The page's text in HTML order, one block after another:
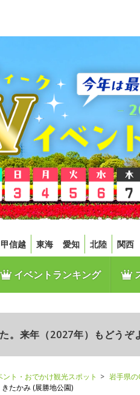
甲信越 東海 愛知 北陸 関西
イベントランキング
。来年（2027年）もどうぞ
ト・おでかけ観光スポット
岩手県の
たかみ (展勝地公園)